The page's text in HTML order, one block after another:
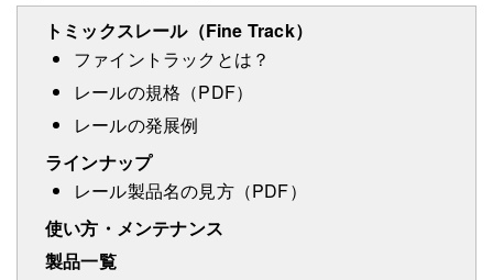
トミックスレール（Fine Track）
ファイントラックとは？
レールの規格（PDF）
レールの発展例
ラインナップ
レール製品名の見方（PDF）
使い方・メンテナンス
製品一覧